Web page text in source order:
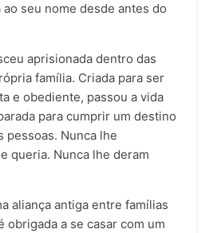
seu nome desde antes do
aprisionada dentro das
família. Criada para ser
e obediente, passou a vida
para cumprir um destino
pessoas. Nunca lhe
queria. Nunca lhe deram
aliança antiga entre famílias
obrigada a se casar com um